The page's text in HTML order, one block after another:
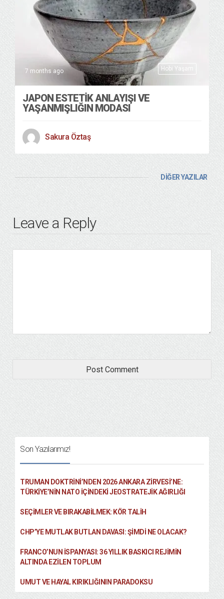
Hobi Yaşam
7 months ago
JAPON ESTETİK ANLAYIŞI VE
YAŞANMIŞLIĞIN MODASI
Sakura Öztaş
DİĞER YAZILAR
Leave a Reply
Son Yazılarımız!
TRUMAN DOKTRINI’NDEN 2026 ANKARA ZIRVESI’NE:
TÜRKIYE’NIN NATO İÇINDEKI JEOSTRATEJIK AĞIRLIĞI
SEÇIMLER VE BIRAKABILMEK: KÖR TALIH
CHP’YE MUTLAK BUTLAN DAVASI: ŞİMDİ NE OLACAK?
FRANCO’NUN İSPANYASI: 36 YILLIK BASKICI REJIMIN
ALTINDA EZILEN TOPLUM
UMUT VE HAYAL KIRIKLIĞININ PARADOKSU